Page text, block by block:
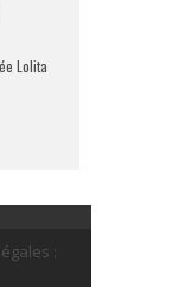
Lolita
: